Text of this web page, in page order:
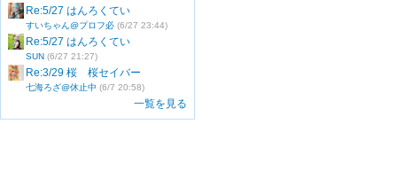
Re:5/27 はんろくてい
すいちゃん@プロフ必 (6/27 23:44)
Re:5/27 はんろくてい
SUN (6/27 21:27)
Re:3/29 桜 桜セイバー
七海ろざ@休止中 (6/7 20:58)
一覧を見る